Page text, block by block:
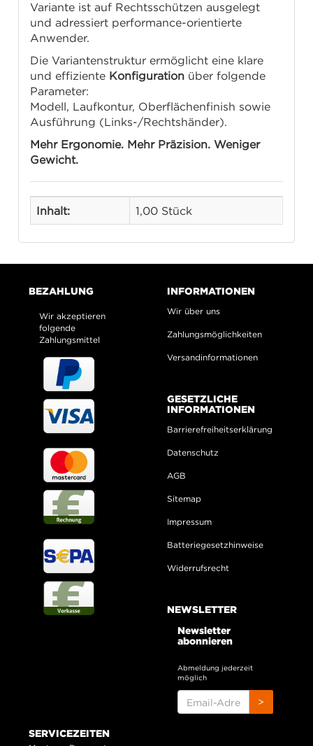
Variante ist auf Rechtsschützen ausgelegt
und adressiert performance-orientierte
Anwender.
Die Variantenstruktur ermöglicht eine klare
und effiziente Konfiguration über folgende
Parameter:
Modell, Laufkontur, Oberflächenfinish sowie
Ausführung (Links-/Rechtshänder).
Mehr Ergonomie. Mehr Präzision. Weniger
Gewicht.
Inhalt: 1,00 Stück
BEZAHLUNG
Wir akzeptieren
folgende
Zahlungsmittel
INFORMATIONEN
Wir über uns
Zahlungsmöglichkeiten
Versandinformationen
GESETZLICHE
INFORMATIONEN
Barrierefreiheitserklärung
Datenschutz
AGB
Sitemap
Impressum
Batteriegesetzhinweise
Widerrufsrecht
NEWSLETTER
Newsletter
abonnieren
Abmeldung jederzeit
möglich
ADRESSE
>
SERVICEZEITEN